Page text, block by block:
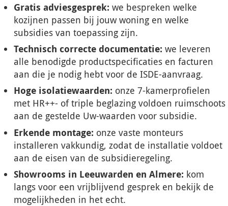
Gratis adviesgesprek: we bespreken welke
kozijnen passen bij jouw woning en welke
subsidies van toepassing zijn.
Technisch correcte documentatie: we leveren
alle benodigde productspecificaties en facturen
aan die je nodig hebt voor de ISDE-aanvraag.
Hoge isolatiewaarden: onze 7-kamerprofielen
met HR++- of triple beglazing voldoen ruimschoots
aan de gestelde Uw-waarden voor subsidie.
Erkende montage: onze vaste monteurs
installeren vakkundig, zodat de installatie voldoet
aan de eisen van de subsidieregeling.
Showrooms in Leeuwarden en Almere: kom
langs voor een vrijblijvend gesprek en bekijk de
mogelijkheden in het echt.